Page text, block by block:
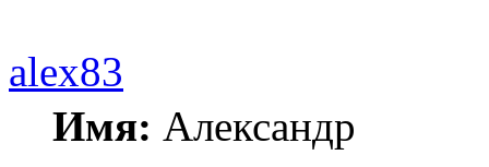
alex83
Имя: Александр